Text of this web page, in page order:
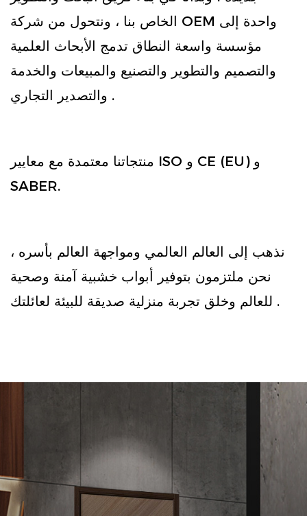
الخاص بنا ، ونتحول من شركة OEM واحدة إلى
مؤسسة واسعة النطاق تدمج الأبحاث العلمية
والتصميم والتطوير والتصنيع والمبيعات والخدمة
والتصدير التجاري .
منتجاتنا معتمدة مع معايير ISO و CE (EU) و
SABER.
نذهب إلى العالم العالمي ومواجهة العالم بأسره ،
نحن ملتزمون بتوفير أبواب خشبية آمنة وصحية
للعالم وخلق تجربة منزلية صديقة للبيئة لعائلتك .